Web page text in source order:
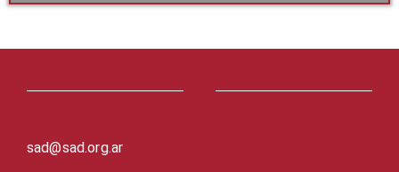
sad@sad.org.ar